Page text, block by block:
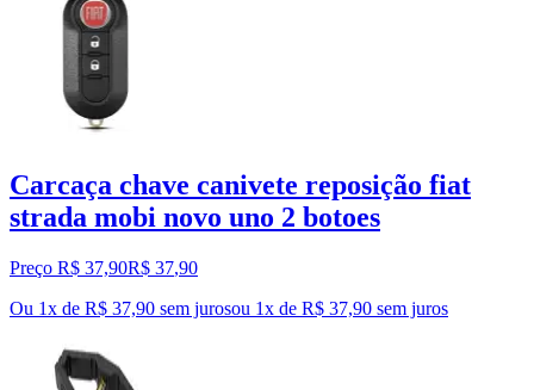
Carcaça chave canivete reposição fiat
strada mobi novo uno 2 botoes
Preço R$ 37,90R$ 37,90
Ou 1x de R$ 37,90 sem jurosou 1x de R$ 37,90 sem juros